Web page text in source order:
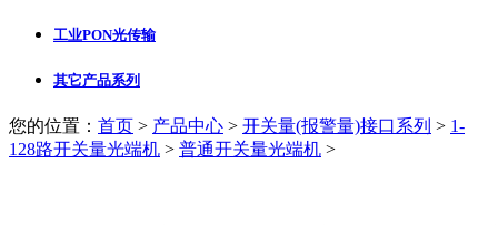
工业PON光传输
其它产品系列
您的位置： 首页 > 产品中心 > 开关量(报警量)接口系列 > 1-
128路开关量光端机 > 普通开关量光端机 >